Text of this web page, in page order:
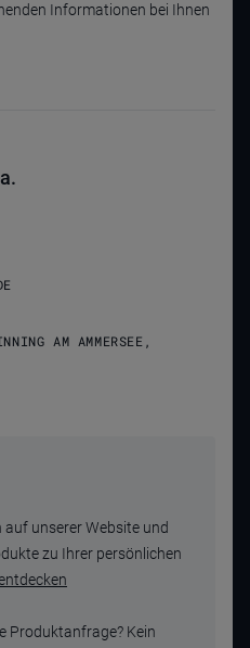
Informationen bei Ihnen
AM AMMERSEE,
auf unserer Website und
zu Ihrer persönlichen
Produktanfrage? Kein